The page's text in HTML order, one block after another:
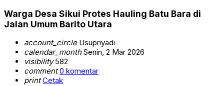
Warga Desa Sikui Protes Hauling Batu Bara di
Jalan Umum Barito Utara
account_circleUsupriyadi
calendar_monthSenin, 2 Mar 2026
visibility582
comment 0 komentar
print Cetak